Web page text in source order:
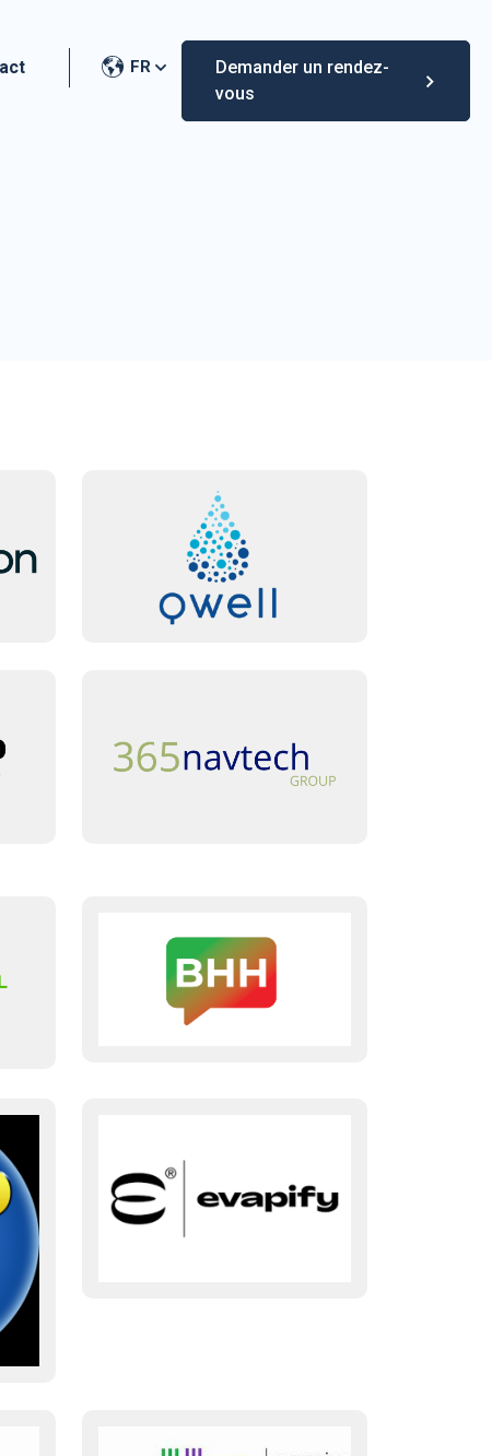
FR
Demander un rendez-
vous